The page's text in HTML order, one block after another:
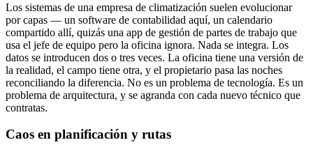
Los sistemas de una empresa de climatización suelen evolucionar
por capas — un software de contabilidad aquí, un calendario
compartido allí, quizás una app de gestión de partes de trabajo que
usa el jefe de equipo pero la oficina ignora. Nada se integra. Los
datos se introducen dos o tres veces. La oficina tiene una versión de
la realidad, el campo tiene otra, y el propietario pasa las noches
reconciliando la diferencia. No es un problema de tecnología. Es un
problema de arquitectura, y se agranda con cada nuevo técnico que
contratas.
Caos en planificación y rutas